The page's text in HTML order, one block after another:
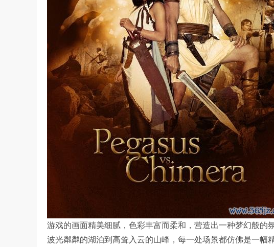
游戏的画面精美细腻，色彩丰富而柔和，营造出一种梦幻般的
波光粼粼的湖泊到高耸入云的山峰，每一处场景都仿佛是一幅